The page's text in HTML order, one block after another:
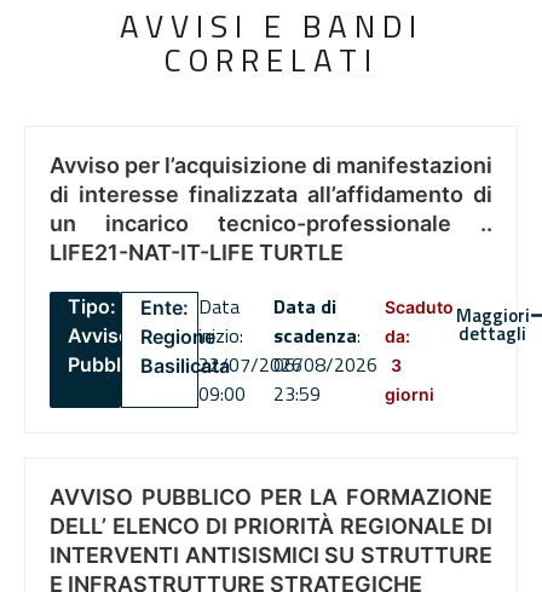
AVVISI E BANDI
CORRELATI
Avviso per l’acquisizione di manifestazioni
di interesse finalizzata all’affidamento di
un incarico tecnico-professionale ..
LIFE21-NAT-IT-LIFE TURTLE
Tipo:
Avviso
Pubblico
Ente:
Regione
Basilicata
Data
inizio:
22/07/2026
09:00
Data di
scadenza:
06/08/2026
23:59
Scaduto
da:
3
giorni
Maggiori
dettagli
AVVISO PUBBLICO PER LA FORMAZIONE
DELL’ ELENCO DI PRIORITÀ REGIONALE DI
INTERVENTI ANTISISMICI SU STRUTTURE
E INFRASTRUTTURE STRATEGICHE